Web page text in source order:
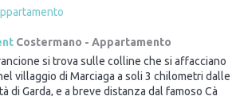
Costermano - Appartamento
si trova sulle colline che si affacciano
villaggio di Marciaga a soli 3 chilometri dalle
di Garda, e a breve distanza dal famoso Cà